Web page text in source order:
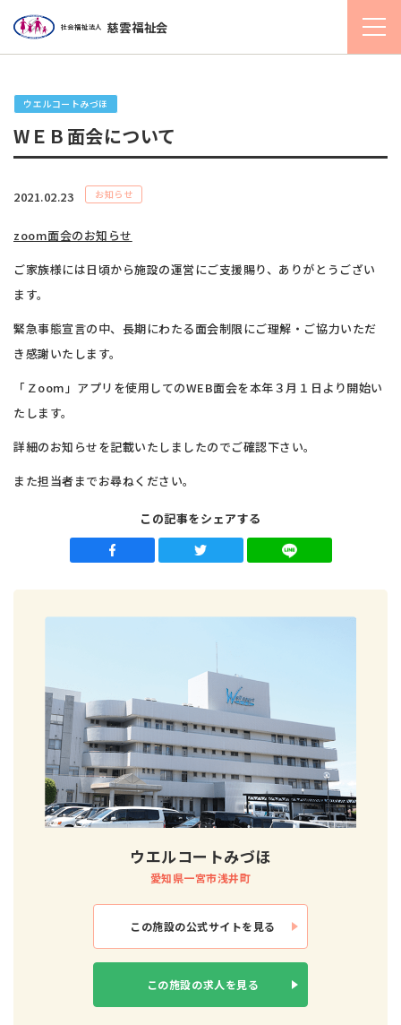
社会福祉法人 慈雲福祉会
ウエルコートみづほ
WＥＢ面会について
2021.02.23 お知らせ
zoom面会のお知らせ
ご家族様には日頃から施設の運営にご支援賜り、ありがとうござい
ます。
緊急事態宣言の中、長期にわたる面会制限にご理解・ご協力いただ
き感謝いたします。
「Ｚoom」アプリを使用してのWEB面会を本年３月１日より開始い
たします。
詳細のお知らせを記載いたしましたのでご確認下さい。
また担当者までお尋ねください。
この記事をシェアする
ウエルコートみづほ
愛知県一宮市浅井町
この施設の公式サイトを見る
この施設の求人を見る